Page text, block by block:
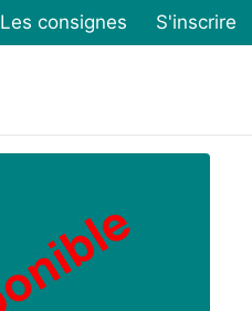
Les consignes S'inscrire